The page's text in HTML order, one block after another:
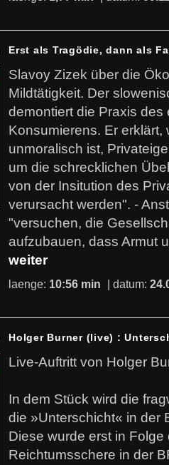
Erst als Tragödie, dann als
Slavoy Zizek über die
Mildtätigkeit. Der
demontiert die Praxis des
Konsumierens. Er erklärt,
unmoralisch ist,
um die schrecklichen
von der Insitution des
verursacht werden". -
"versuchen, die
aufzubauen, dass Armut
weiter
laenge: 10:56 min | datum:
Holger Burner (live) :
Live-Auftritt von Holger
In dem Stück wird die
die »Unterschicht« in der
Diese wurde erst in
Reichtumsschere in der